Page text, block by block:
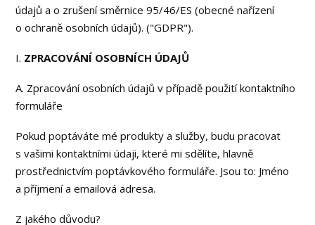
údajů a o zrušení směrnice 95/46/ES (obecné nařízení
o ochraně osobních údajů). ("GDPR").
I. ZPRACOVÁNÍ OSOBNÍCH ÚDAJŮ
A. Zpracování osobních údajů v případě použití kontaktního
formuláře
Pokud poptáváte mé produkty a služby, budu pracovat
s vašimi kontaktními údaji, které mi sdělíte, hlavně
prostřednictvím poptávkového formuláře. Jsou to: Jméno
a příjmení a emailová adresa.
Z jakého důvodu?